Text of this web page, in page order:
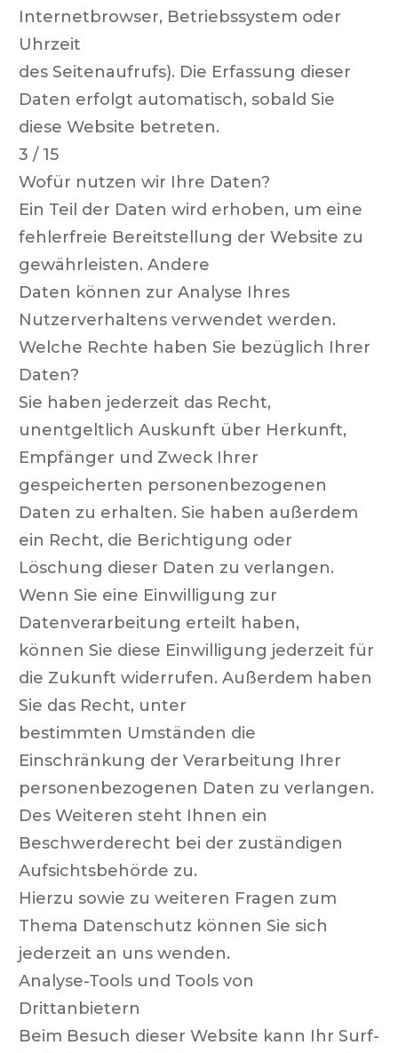
Internetbrowser, Betriebssystem oder
Uhrzeit
des Seitenaufrufs). Die Erfassung dieser
Daten erfolgt automatisch, sobald Sie
diese Website betreten.
3 / 15
Wofür nutzen wir Ihre Daten?
Ein Teil der Daten wird erhoben, um eine
fehlerfreie Bereitstellung der Website zu
gewährleisten. Andere
Daten können zur Analyse Ihres
Nutzerverhaltens verwendet werden.
Welche Rechte haben Sie bezüglich Ihrer
Daten?
Sie haben jederzeit das Recht,
unentgeltlich Auskunft über Herkunft,
Empfänger und Zweck Ihrer
gespeicherten personenbezogenen
Daten zu erhalten. Sie haben außerdem
ein Recht, die Berichtigung oder
Löschung dieser Daten zu verlangen.
Wenn Sie eine Einwilligung zur
Datenverarbeitung erteilt haben,
können Sie diese Einwilligung jederzeit für
die Zukunft widerrufen. Außerdem haben
Sie das Recht, unter
bestimmten Umständen die
Einschränkung der Verarbeitung Ihrer
personenbezogenen Daten zu verlangen.
Des Weiteren steht Ihnen ein
Beschwerderecht bei der zuständigen
Aufsichtsbehörde zu.
Hierzu sowie zu weiteren Fragen zum
Thema Datenschutz können Sie sich
jederzeit an uns wenden.
Analyse-Tools und Tools von
Drittanbietern
Beim Besuch dieser Website kann Ihr Surf-